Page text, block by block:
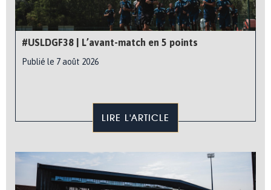
#USLDGF38 | L’avant-match en 5 points
Publié le 7 août 2026
LIRE L'ARTICLE